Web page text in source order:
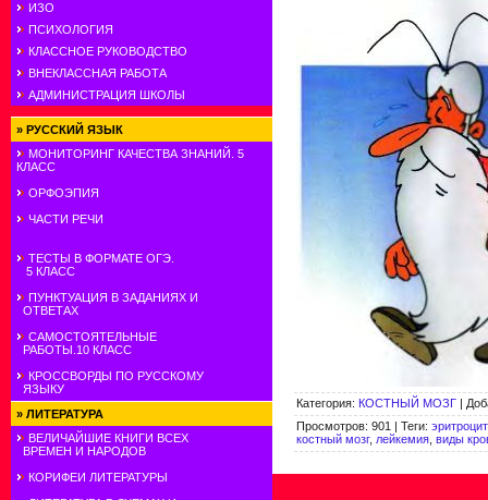
ИЗО
ПСИХОЛОГИЯ
КЛАССНОЕ РУКОВОДСТВО
ВНЕКЛАССНАЯ РАБОТА
АДМИНИСТРАЦИЯ ШКОЛЫ
» РУССКИЙ ЯЗЫК
МОНИТОРИНГ КАЧЕСТВА ЗНАНИЙ. 5
КЛАСС
ОРФОЭПИЯ
ЧАСТИ РЕЧИ
ТЕСТЫ В ФОРМАТЕ ОГЭ.
5 КЛАСС
ПУНКТУАЦИЯ В ЗАДАНИЯХ И
ОТВЕТАХ
САМОСТОЯТЕЛЬНЫЕ
РАБОТЫ.10 КЛАСС
КРОССВОРДЫ ПО РУССКОМУ
ЯЗЫКУ
» ЛИТЕРАТУРА
ВЕЛИЧАЙШИЕ КНИГИ ВСЕХ
ВРЕМЕН И НАРОДОВ
КОРИФЕИ ЛИТЕРАТУРЫ
Категория: КОСТНЫЙ МОЗГ |
Просмотров: 901 | Теги:
костный мозг, лейкемия виды